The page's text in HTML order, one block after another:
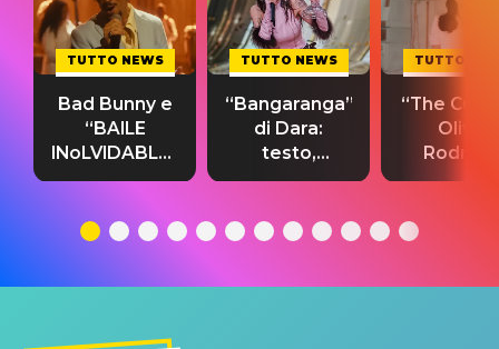
TUTTO NEWS
Bad Bunny e
“BAILE
INoLVIDABLE”:
testo,
significato
TUTTO NEWS
“Bangaranga”
di Dara:
testo,
traduzione e
del singolo
TUTTO
“The
Olivia
testo,